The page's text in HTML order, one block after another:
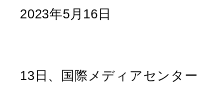
2023年5月16日
13日、国際メディアセンター